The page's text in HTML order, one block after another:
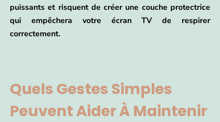
puissants et risquent de créer une couche protectrice
qui empêchera votre écran TV de respirer
correctement.
Quels Gestes Simples
Peuvent Aider À Maintenir